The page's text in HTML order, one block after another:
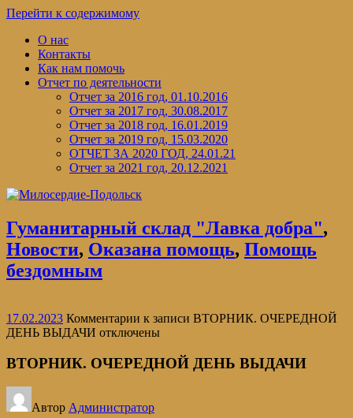
Перейти к содержимому
О нас
Контакты
Как нам помочь
Отчет по деятельности
Отчет за 2016 год, 01.10.2016
Отчет за 2017 год, 30.08.2017
Отчет за 2018 год, 16.01.2019
Отчет за 2019 год, 15.03.2020
ОТЧЕТ ЗА 2020 ГОД, 24.01.21
Отчет за 2021 год, 20.12.2021
Гуманитарный склад "Лавка добра",
Новости, Оказана помощь, Помощь
бездомным
17.02.2023 Комментарии к записи ВТОРНИК. ОЧЕРЕДНОЙ
ДЕНЬ ВЫДАЧИ отключены
ВТОРНИК. ОЧЕРЕДНОЙ ДЕНЬ ВЫДАЧИ
Автор Администратор